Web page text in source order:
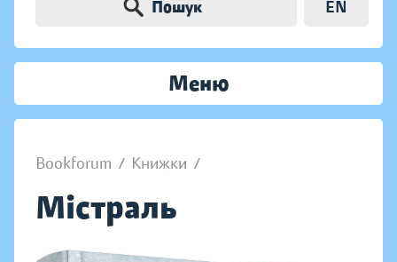
Пошук EN
Меню
Bookforum / Книжки /
Містраль